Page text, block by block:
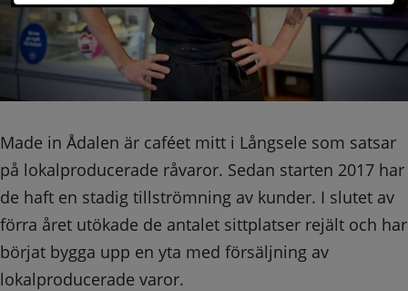
Made in Ådalen är caféet mitt i Långsele som satsar
på lokalproducerade råvaror. Sedan starten 2017 har
de haft en stadig tillströmning av kunder. I slutet av
förra året utökade de antalet sittplatser rejält och har
börjat bygga upp en yta med försäljning av
lokalproducerade varor.